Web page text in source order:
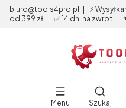
biuro@tools4pro.pl | ⚡
od 399 zł | ✅ 14 dni na zwrot |
Menu Szukaj